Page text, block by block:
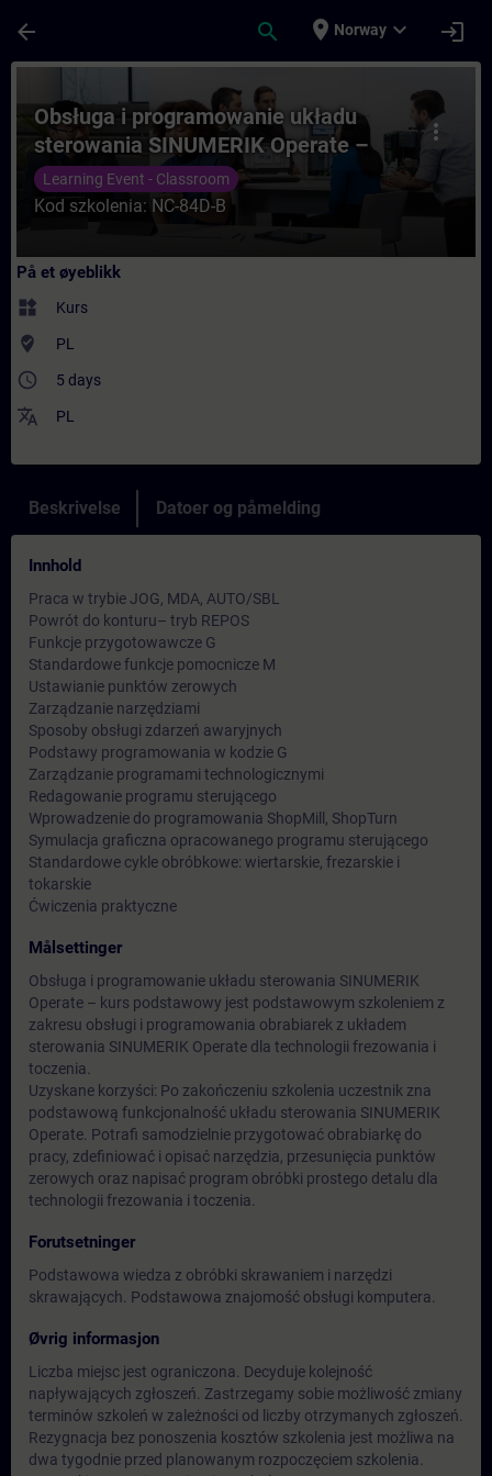
arrow_back search place Norway expand_more login
Kurs - Obsługa i programowanie
more_vert
Obsługa i programowanie układu
sterowania SINUMERIK Operate –
kurs podstawowy
Learning Event - Classroom
Kod szkolenia: NC-84D-B
På et øyeblikk
widgets Kurs
where_to_vote PL
access_time 5 days
translate PL
Beskrivelse Datoer og påmelding
Innhold
Praca w trybie JOG, MDA, AUTO/SBL
Powrót do konturu– tryb REPOS
Funkcje przygotowawcze G
Standardowe funkcje pomocnicze M
Ustawianie punktów zerowych
Zarządzanie narzędziami
Sposoby obsługi zdarzeń awaryjnych
Podstawy programowania w kodzie G
Zarządzanie programami technologicznymi
Redagowanie programu sterującego
Wprowadzenie do programowania ShopMill, ShopTurn
Symulacja graficzna opracowanego programu sterującego
Standardowe cykle obróbkowe: wiertarskie, frezarskie i
tokarskie
Ćwiczenia praktyczne
Målsettinger
Obsługa i programowanie układu sterowania SINUMERIK
Operate – kurs podstawowy jest podstawowym szkoleniem z
zakresu obsługi i programowania obrabiarek z układem
sterowania SINUMERIK Operate dla technologii frezowania i
toczenia.
Uzyskane korzyści: Po zakończeniu szkolenia uczestnik zna
podstawową funkcjonalność układu sterowania SINUMERIK
Operate. Potrafi samodzielnie przygotować obrabiarkę do
pracy, zdefiniować i opisać narzędzia, przesunięcia punktów
zerowych oraz napisać program obróbki prostego detalu dla
technologii frezowania i toczenia.
Forutsetninger
Podstawowa wiedza z obróbki skrawaniem i narzędzi
skrawających. Podstawowa znajomość obsługi komputera.
Øvrig informasjon
Liczba miejsc jest ograniczona. Decyduje kolejność
napływających zgłoszeń. Zastrzegamy sobie możliwość zmiany
terminów szkoleń w zależności od liczby otrzymanych zgłoszeń.
Rezygnacja bez ponoszenia kosztów szkolenia jest możliwa na
dwa tygodnie przed planowanym rozpoczęciem szkolenia.